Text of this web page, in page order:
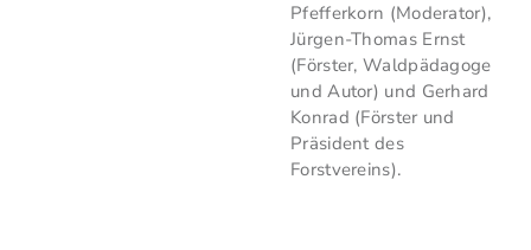
Pfefferkorn (Moderator),
Jürgen-Thomas Ernst
(Förster, Waldpädagoge
und Autor) und Gerhard
Konrad (Förster und
Präsident des
Forstvereins).